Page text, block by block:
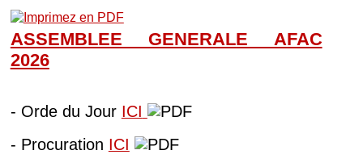
ASSEMBLEE GENERALE AFAC
2026
- Orde du Jour ICI
- Procuration ICI